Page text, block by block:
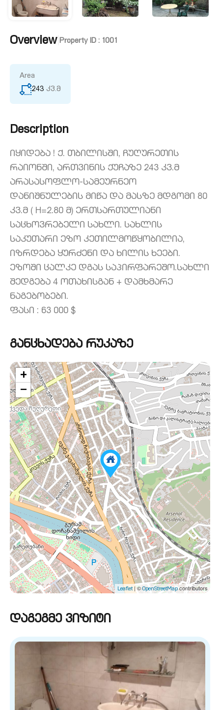
Overview| Property ID : 1001
Area
243 კვ.მ
Description
იყიდება ! ქ. თბილისში, ჩუღურეთის
რაიონში, ართვინის ქუჩაზე 243 კვ.მ
არასასოფლო-სამეურნეო
დანიშნულების მიწა და მასზე მდგომი 80
კვ.მ ( H=2.80 მ) ერთსართულიანი
საცხოვრებელი სახლი. სახლის
საკუთარი ეზო კეთილმოწყობილია,
იზრდება ყურძენი და ხილის ხეები.
ეზოში ცალკე დგას საპირფარეშო.სახლი
შედგება 4 ოთახისგან + დამხმარე
ნაგებობები.
ფასი : 63 000 $
განცხადება რუკაზე
+
−
Leaflet| ©OpenStreetMapcontributors
დაგეგმე ვიზიტი